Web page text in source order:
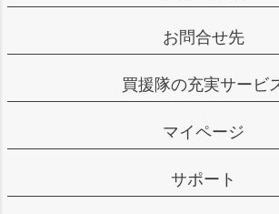
お問合せ先
買援隊の充実サービ
マイページ
サポート